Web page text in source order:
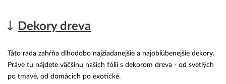
Dekory dreva
Táto rada zahŕňa dlhodobo najžiadanejšie a najobľúbenejšie dekory.
Práve tu nájdete väčšinu našich fólií s dekorom dreva - od svetlých
po tmavé, od domácich po exotické.